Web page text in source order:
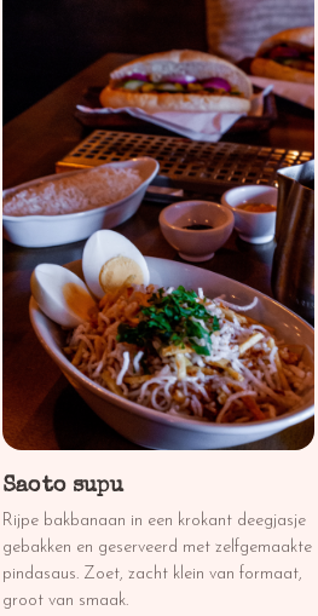
Saoto supu
Rijpe bakbanaan in een krokant deegjasje
gebakken en geserveerd met zelfgemaakte
pindasaus. Zoet, zacht klein van formaat,
groot van smaak.